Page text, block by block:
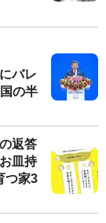
バレ
の半
返答
皿持
つ家3